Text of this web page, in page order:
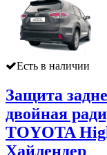
Есть в наличии
Защита
двойная
TOYOTA
Хайлендер